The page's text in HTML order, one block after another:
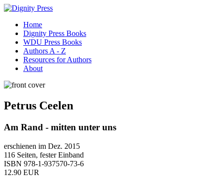
Home
Dignity Press Books
WDU Press Books
Authors A - Z
Resources for Authors
About
Petrus Ceelen
Am Rand - mitten unter uns
erschienen im Dez. 2015
116 Seiten, fester Einband
ISBN 978-1-937570-73-6
12.90 EUR